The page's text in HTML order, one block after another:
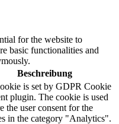
for the website to
basic functionalities and
Beschreibung
is set by GDPR Cookie
plugin. The cookie is used
the user consent for the
in the category "Analytics".